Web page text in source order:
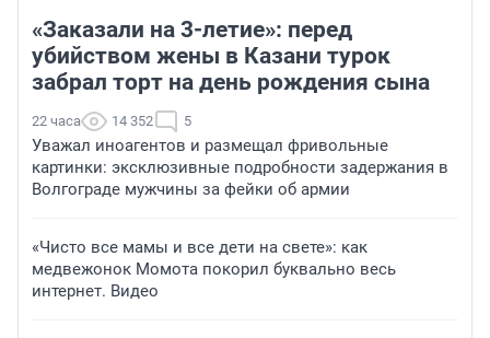
«Заказали на 3-летие»: перед
убийством жены в Казани турок
забрал торт на день рождения сына
22 часа 14 352 5
Уважал иноагентов и размещал фривольные
картинки: эксклюзивные подробности задержания в
Волгограде мужчины за фейки об армии
«Чисто все мамы и все дети на свете»: как
медвежонок Момота покорил буквально весь
интернет. Видео